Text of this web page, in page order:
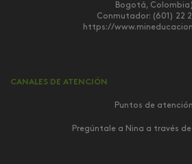
Bogotá, Colombia)
Conmutador: (601) 22
https://
CANALES DE ATENCIÓN
Puntos de atención
Pregúntale a Nina a través